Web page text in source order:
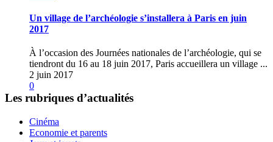
Un village de l’archéologie s’installera à Paris en juin
2017
À l’occasion des Journées nationales de l’archéologie, qui se
tiendront du 16 au 18 juin 2017, Paris accueillera un village ...
2 juin 2017
0
Les rubriques d’actualités
Cinéma
Economie et parents